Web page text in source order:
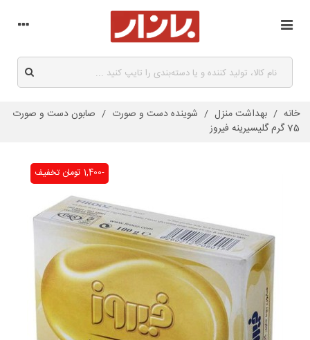
خانه / بهداشت منزل / شوینده دست و صورت / صابون دست و صورت
75 گرم گلیسیرینه فیروز
تخفیف -1,400 تومان